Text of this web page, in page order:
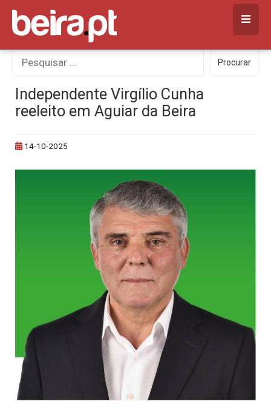
Skip
content
Procurar
por:
Procurar
Independente Virgílio Cunha
reeleito em Aguiar da Beira
14-10-2025